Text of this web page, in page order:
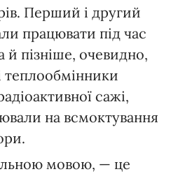
Перший і другий
працювати під час
й пізніше, очевидно,
теплообмінники
сажі,
на всмоктування
мовою, — це